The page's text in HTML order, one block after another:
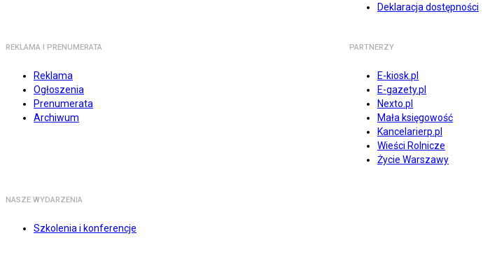
Deklaracja dostępności
REKLAMA I PRENUMERATA
Reklama
Ogłoszenia
Prenumerata
Archiwum
PARTNERZY
E-kiosk.pl
E-gazety.pl
Nexto.pl
Mała księgowość
Kancelarierp.pl
Wieści Rolnicze
Życie Warszawy
NASZE WYDARZENIA
Szkolenia i konferencje